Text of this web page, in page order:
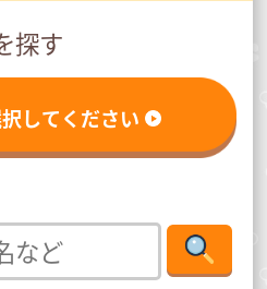
探す
してください